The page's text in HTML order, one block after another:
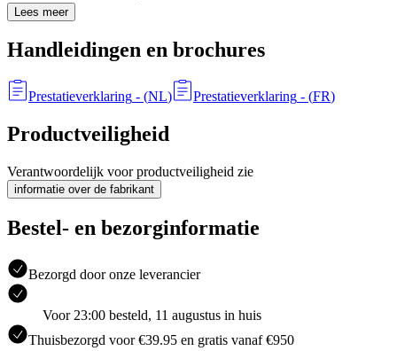
Lees meer
Handleidingen en brochures
Prestatieverklaring - (NL) Prestatieverklaring - (FR)
Productveiligheid
Verantwoordelijk voor productveiligheid zie
informatie over de fabrikant
Bestel- en bezorginformatie
Bezorgd door onze leverancier
Voor 23:00 besteld, 11 augustus in huis
Thuisbezorgd voor €39.95 en gratis vanaf €950